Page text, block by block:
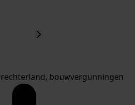
bouwvergunningen